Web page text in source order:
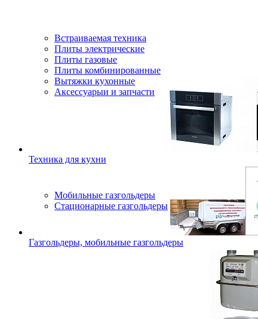
Встраиваемая техника
Плиты электрические
Плиты газовые
Плиты комбинированные
Вытяжки кухонные
Аксессуарыи и запчасти
Техника для кухни
Мобильные газгольдеры
Стационарные газгольдеры
Газгольдеры, мобильные газгольдеры